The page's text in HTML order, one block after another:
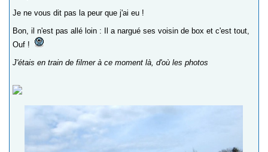
Je ne vous dit pas la peur que j'ai eu !
Bon, il n'est pas allé loin : Il a nargué ses voisin de box et c'est tout,
Ouf !
J'étais en train de filmer à ce moment là, d'où les photos